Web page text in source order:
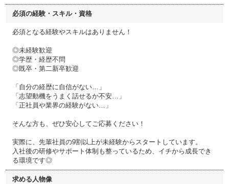
必須の経験・スキル・資格
必須となる経験やスキルはありません！
◎未経験歓迎
◎学歴・経歴不問
◎既卒・第二新卒歓迎
「自分の経歴に自信がない…」
「志望動機をうまく話せるか不安…」
「正社員や業界の経験がない…」
そんな方も、ぜひ安心してご応募ください！
実際に、先輩社員の9割以上が未経験からスタートしています。
入社後の研修やサポート体制も整っているため、イチから成長でき
る環境です◎
求める人物像